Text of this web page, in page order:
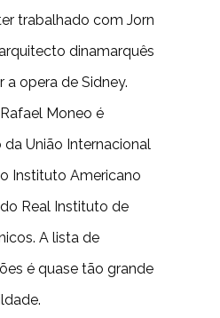
trabalhado com Jorn
dinamarquês
a opera de Sidney.
Moneo é
da União Internacional
Instituto Americano
Real Instituto de
A lista de
é quase tão grande